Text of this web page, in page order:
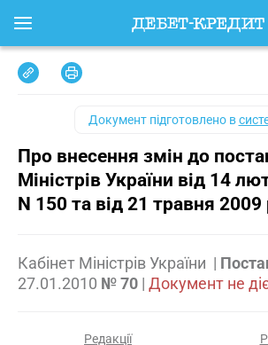
Документ підготовлено в
Про внесення змін до
Міністрів України від 14
N 150 та від 21 травня 2009
Кабінет Міністрів України |
27.01.2010 № 70 | Документ не
Редакції